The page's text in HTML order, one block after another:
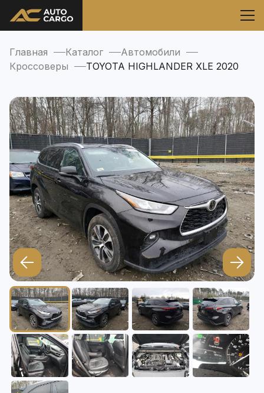
Главная Каталог
Автомобили
Кроссоверы
TOYOTA HIGHLANDER XLE 2020